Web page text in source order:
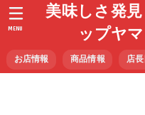
美味しさ発
ップヤ
お店情報 商品情報 店
MENU